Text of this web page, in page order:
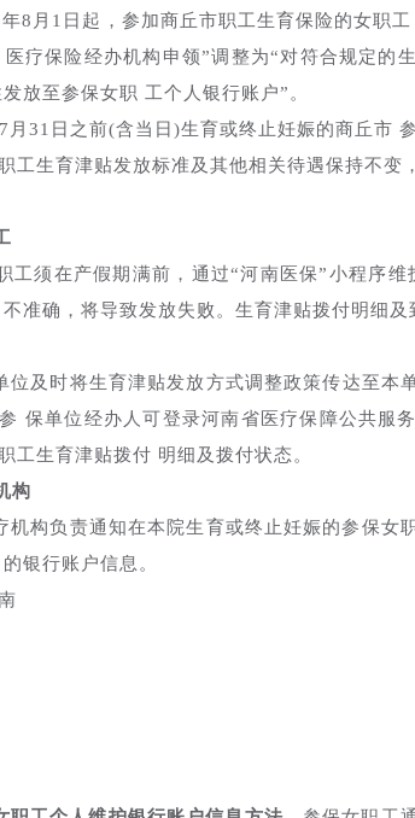
8月1日起，参加商丘市职工生育保险的女职
疗保险经办机构申领”调整为“对符合规定的
放至参保女职 工个人银行账户”。
月31日之前(含当日)生育或终止妊娠的商丘市
工生育津贴发放标准及其他相关待遇保持不变
工须在产假期满前，通过“河南医保”小程序
准确，将导致发放失败。生育津贴拨付明细
位及时将生育津贴发放方式调整政策传达至本
保单位经办人可登录河南省医疗保障公共服
工生育津贴拨付 明细及拨付状态。
构
机构负责通知在本院生育或终止妊娠的参保女
银行账户信息。